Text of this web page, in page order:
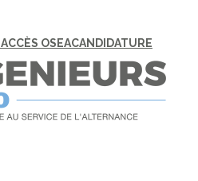
ACCÈS OSEACANDIDATURE